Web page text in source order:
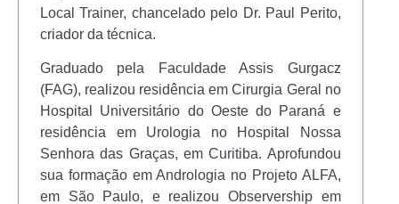
Local Trainer, chancelado pelo Dr. Paul Perito,
criador da técnica.
Graduado pela Faculdade Assis Gurgacz
(FAG), realizou residência em Cirurgia Geral no
Hospital Universitário do Oeste do Paraná e
residência em Urologia no Hospital Nossa
Senhora das Graças, em Curitiba. Aprofundou
sua formação em Andrologia no Projeto ALFA,
em São Paulo, e realizou Observership em